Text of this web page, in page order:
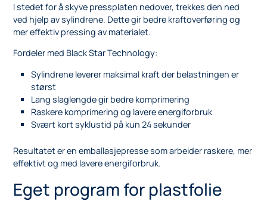
I stedet for å skyve pressplaten nedover, trekkes den ned
ved hjelp av sylindrene. Dette gir bedre kraftoverføring og
mer effektiv pressing av materialet.
Fordeler med Black Star Technology:
Sylindrene leverer maksimal kraft der belastningen er
størst
Lang slaglengde gir bedre komprimering
Raskere komprimering og lavere energiforbruk
Svært kort syklustid på kun 24 sekunder
Resultatet er en emballasjepresse som arbeider raskere, mer
effektivt og med lavere energiforbruk.
Eget program for plastfolie